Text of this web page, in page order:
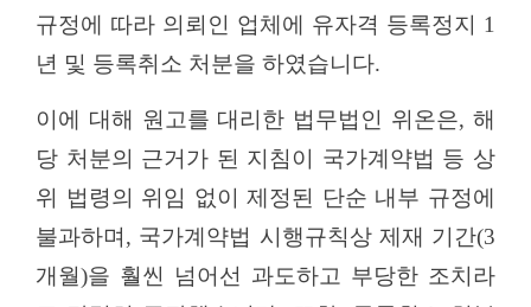
규정에 따라 의뢰인 업체에 유자격 등록정지
1
년 및 등록취소 처분을 하였습니다.
이에 대해 원고를 대리한 법무법인 위온은,해
당 처분의 근거가 된 지침이 국가계약법 등 상
위 법령의 위임 없이 제정된 단순 내부 규정에
불과하며, 국가계약법 시행규칙상 제재 기간(3
개월)을 훨씬 넘어선 과도하고 부당한 조치라